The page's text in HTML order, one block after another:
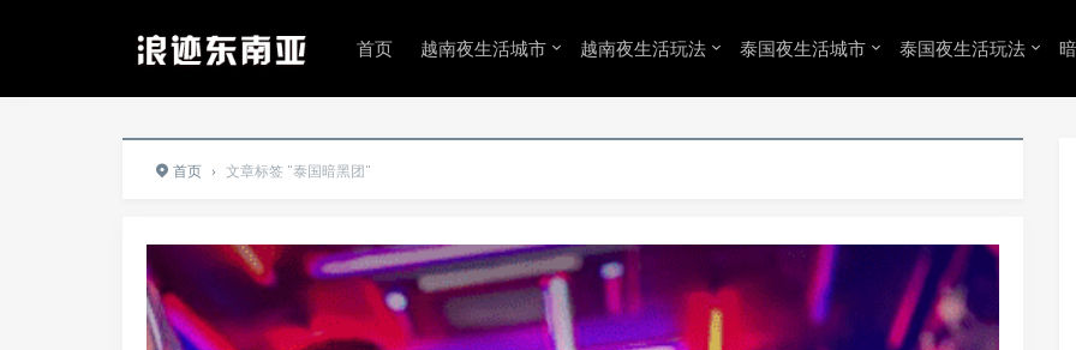
首页 越南夜生活城市 越南夜生活玩法 泰国夜生活城市 泰国夜生活玩法
首页 › 文章标签 "泰国暗黑团"